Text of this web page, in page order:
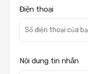
Điện thoại
Nội dung tin nhắn